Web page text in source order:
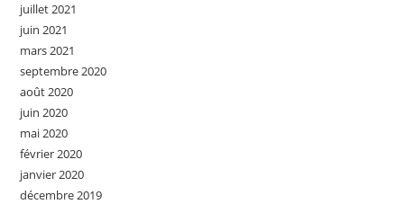
juillet 2021
juin 2021
mars 2021
septembre 2020
août 2020
juin 2020
mai 2020
février 2020
janvier 2020
décembre 2019